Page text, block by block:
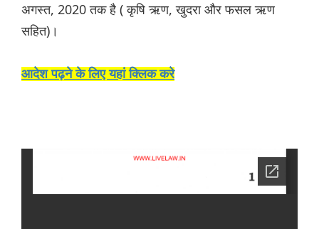
अगस्त, 2020 तक है ( कृषि ऋण, खुदरा और फसल ऋण
सहित)।
आदेश पढ़ने के लिए यहां क्लिक करे